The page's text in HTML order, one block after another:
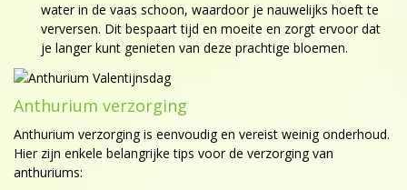
water in de vaas schoon, waardoor je nauwelijks hoeft te
verversen. Dit bespaart tijd en moeite en zorgt ervoor dat
je langer kunt genieten van deze prachtige bloemen.
Anthurium verzorging
Anthurium verzorging is eenvoudig en vereist weinig onderhoud.
Hier zijn enkele belangrijke tips voor de verzorging van
anthuriums: